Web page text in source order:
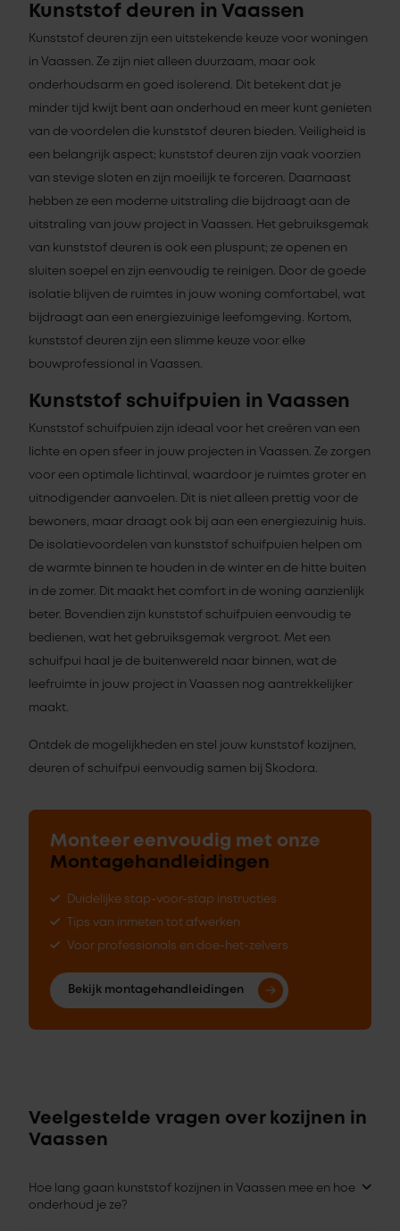
Kunststof deuren in Vaassen
Kunststof deuren zijn een uitstekende keuze voor woningen
in Vaassen. Ze zijn niet alleen duurzaam, maar ook
onderhoudsarm en goed isolerend. Dit betekent dat je
minder tijd kwijt bent aan onderhoud en meer kunt genieten
van de voordelen die kunststof deuren bieden. Veiligheid is
een belangrijk aspect; kunststof deuren zijn vaak voorzien
van stevige sloten en zijn moeilijk te forceren. Daarnaast
hebben ze een moderne uitstraling die bijdraagt aan de
uitstraling van jouw project in Vaassen. Het gebruiksgemak
van kunststof deuren is ook een pluspunt; ze openen en
sluiten soepel en zijn eenvoudig te reinigen. Door de goede
isolatie blijven de ruimtes in jouw woning comfortabel, wat
bijdraagt aan een energiezuinige leefomgeving. Kortom,
kunststof deuren zijn een slimme keuze voor elke
bouwprofessional in Vaassen.
Kunststof schuifpuien in Vaassen
Kunststof schuifpuien zijn ideaal voor het creëren van een
lichte en open sfeer in jouw projecten in Vaassen. Ze zorgen
voor een optimale lichtinval, waardoor je ruimtes groter en
uitnodigender aanvoelen. Dit is niet alleen prettig voor de
bewoners, maar draagt ook bij aan een energiezuinig huis.
De isolatievoordelen van kunststof schuifpuien helpen om
de warmte binnen te houden in de winter en de hitte buiten
in de zomer. Dit maakt het comfort in de woning aanzienlijk
beter. Bovendien zijn kunststof schuifpuien eenvoudig te
bedienen, wat het gebruiksgemak vergroot. Met een
schuifpui haal je de buitenwereld naar binnen, wat de
leefruimte in jouw project in Vaassen nog aantrekkelijker
maakt.
Ontdek de mogelijkheden en stel jouw kunststof kozijnen,
deuren of schuifpui eenvoudig samen bij Skodora.
Monteer eenvoudig met onze
Montagehandleidingen
Duidelijke stap-voor-stap instructies
Tips van inmeten tot afwerken
Voor professionals en doe-het-zelvers
Bekijk montagehandleidingen
Veelgestelde vragen over kozijnen in
Vaassen
Hoe lang gaan kunststof kozijnen in Vaassen mee en hoe
onderhoud je ze?